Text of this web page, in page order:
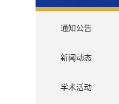
通知公告
新闻动态
学术活动